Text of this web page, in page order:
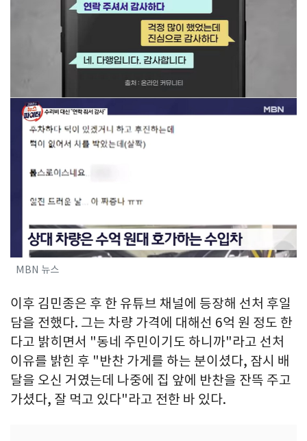
MBN 뉴스
이후 김민종은 후 한 유튜브 채널에 등장해 선처 후일
담을 전했다. 그는 차량 가격에 대해선 6억 원 정도 한
다고 밝히면서 "동네 주민이기도 하니까"라고 선처
이유를 밝힌 후 "반찬 가게를 하는 분이셨다, 잠시 배
달을 오신 거였는데 나중에 집 앞에 반찬을 잔뜩 주고
가셨다, 잘 먹고 있다"라고 전한 바 있다.